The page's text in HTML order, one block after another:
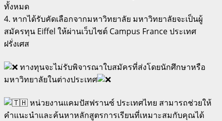
ทั้งหมด
4. หากได้รับคัดเลือกจากมหาวิทยาลัย มหาวิทยาลัยจะเป็นผู้
สมัครทุน Eiffel ให้ผ่านเว็บไซต์ Campus France ประเทศ
ฝรั่งเศส
ทางทุนจะไม่รับพิจารณาใบสมัครที่ส่งโดยนักศึกษาหรือ
มหาวิทยาลัยในต่างประเทศ
หน่วยงานแคมปัสฟรานซ์ ประเทศไทย สามารถช่วยให้
คำแนะนำและค้นหาหลักสูตรการเรียนที่เหมาะสมกับคุณได้